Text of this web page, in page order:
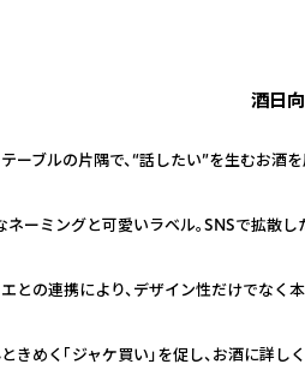
酒日向
ブルの片隅で、“話したい”を生むお酒
ネーミングと可愛いラベル。SNSで拡散
との連携により、デザイン性だけでなく
きめく「ジャケ買い」を促し、お酒に詳